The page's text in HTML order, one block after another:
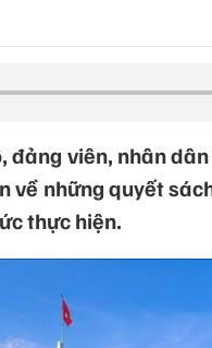
đảng viên, nhân
về những quyết
thực hiện.